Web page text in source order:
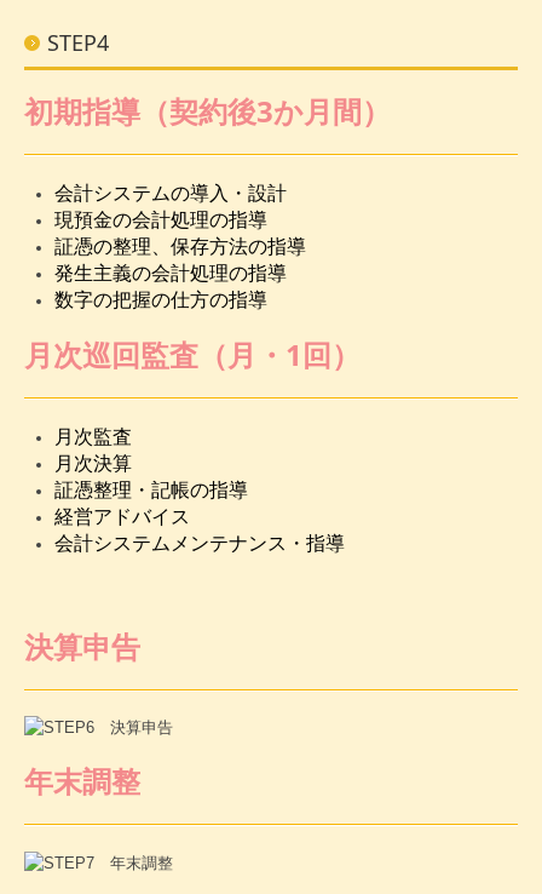
STEP4
初期指導（契約後3か月間）
会計システムの導入・設計
現預⾦の会計処理の指導
証憑の整理、保存⽅法の指導
発⽣主義の会計処理の指導
数字の把握の仕方の指導
月次巡回監査（月・1回）
月次監査
月次決算
証憑整理・記帳の指導
経営アドバイス
会計システムメンテナンス・指導
決算申告
年末調整